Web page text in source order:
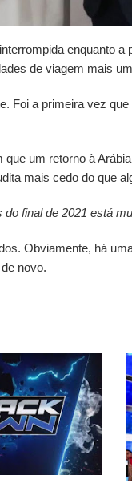
enquanto a
de viagem mais
Foi a primeira vez
um retorno à
mais cedo do que
final de 2021 está
Obviamente, há
novo.